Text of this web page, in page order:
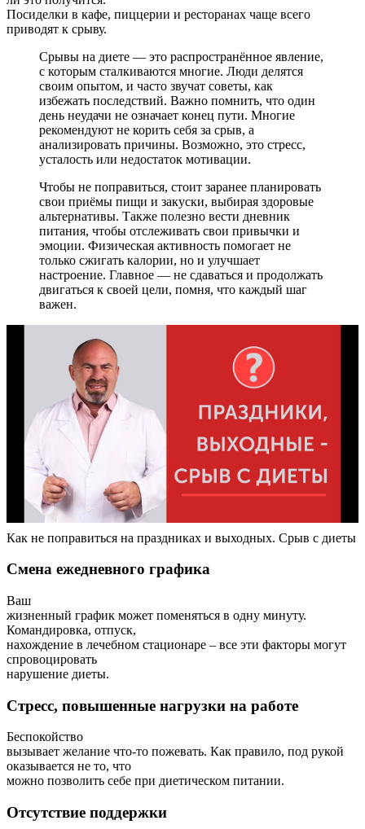
Посиделки в кафе, пиццерии и ресторанах чаще всего
приводят к срыву.
Срывы на диете — это распространённое явление,
с которым сталкиваются многие. Люди делятся
своим опытом, и часто звучат советы, как
избежать последствий. Важно помнить, что один
день неудачи не означает конец пути. Многие
рекомендуют не корить себя за срыв, а
анализировать причины. Возможно, это стресс,
усталость или недостаток мотивации.
Чтобы не поправиться, стоит заранее планировать
свои приёмы пищи и закуски, выбирая здоровые
альтернативы. Также полезно вести дневник
питания, чтобы отслеживать свои привычки и
эмоции. Физическая активность помогает не
только сжигать калории, но и улучшает
настроение. Главное — не сдаваться и продолжать
двигаться к своей цели, помня, что каждый шаг
важен.
Как не поправиться на праздниках и выходных. Срыв с диеты
Смена ежедневного графика
Ваш
жизненный график может поменяться в одну минуту.
Командировка, отпуск,
нахождение в лечебном стационаре – все эти факторы могут
спровоцировать
нарушение диеты.
Стресс, повышенные нагрузки на работе
Беспокойство
вызывает желание что-то пожевать. Как правило, под рукой
оказывается не то, что
можно позволить себе при диетическом питании.
Отсутствие поддержки